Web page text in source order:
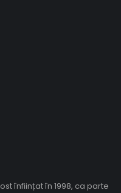
înființat în 1998, ca parte